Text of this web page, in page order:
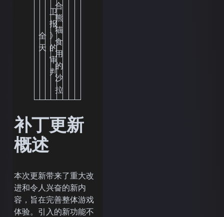
全
天
卫
报
》
的
审
判
合
熊
猫
食
用
的
沙
拉
补丁更新
概述
本次更新带来了重大改
进和令人兴奋的新内
容，旨在完善整体游戏
体验。引入的新功能不